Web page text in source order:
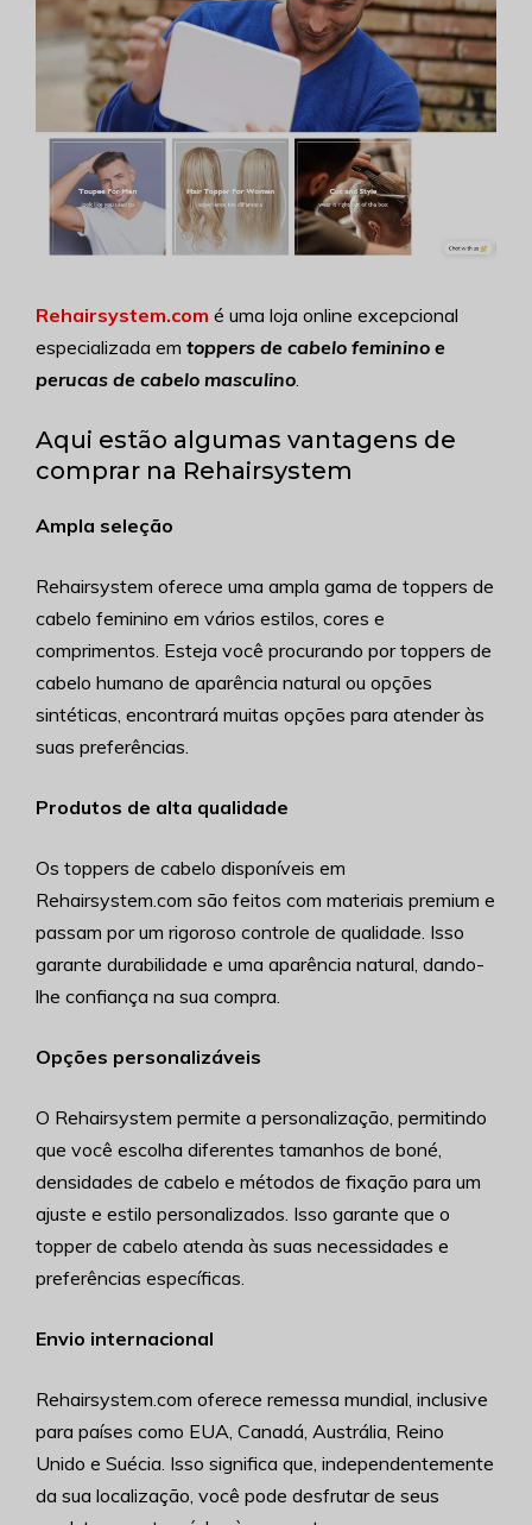
Rehairsystem.com é uma loja online excepcional
especializada em toppers de cabelo feminino e
perucas de cabelo masculino.
Aqui estão algumas vantagens de
comprar na Rehairsystem
Ampla seleção
Rehairsystem oferece uma ampla gama de toppers de
cabelo feminino em vários estilos, cores e
comprimentos. Esteja você procurando por toppers de
cabelo humano de aparência natural ou opções
sintéticas, encontrará muitas opções para atender às
suas preferências.
Produtos de alta qualidade
Os toppers de cabelo disponíveis em
Rehairsystem.com são feitos com materiais premium e
passam por um rigoroso controle de qualidade. Isso
garante durabilidade e uma aparência natural, dando-
lhe confiança na sua compra.
Opções personalizáveis
O Rehairsystem permite a personalização, permitindo
que você escolha diferentes tamanhos de boné,
densidades de cabelo e métodos de fixação para um
ajuste e estilo personalizados. Isso garante que o
topper de cabelo atenda às suas necessidades e
preferências específicas.
Envio internacional
Rehairsystem.com oferece remessa mundial, inclusive
para países como EUA, Canadá, Austrália, Reino
Unido e Suécia. Isso significa que, independentemente
da sua localização, você pode desfrutar de seus